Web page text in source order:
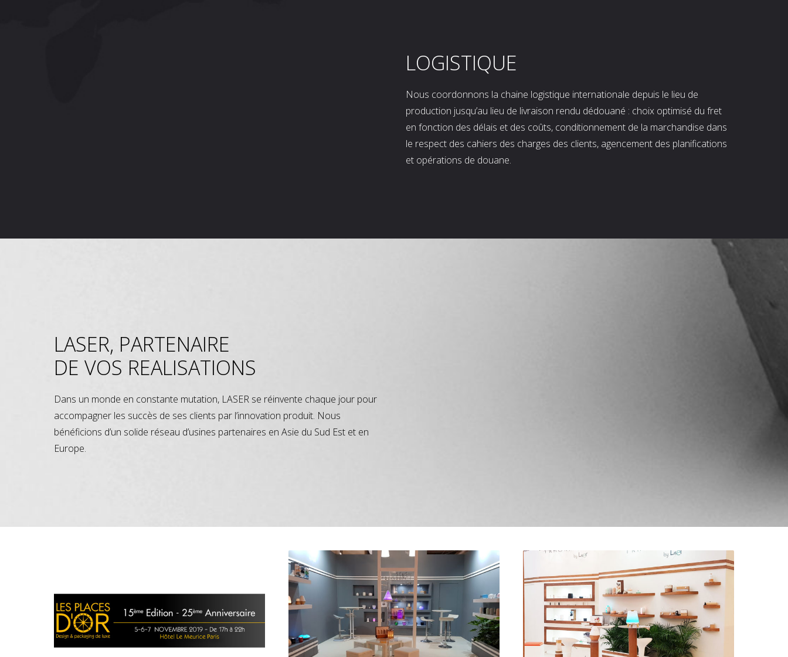
LOGISTIQUE
Nous coordonnons la chaine logistique internationale depuis le lieu de
production jusqu’au lieu de livraison rendu dédouané : choix optimisé du fret
en fonction des délais et des coûts, conditionnement de la marchandise dans
le respect des cahiers des charges des clients, agencement des planifications
et opérations de douane.
LASER, PARTENAIRE
DE VOS REALISATIONS
Dans un monde en constante mutation, LASER se réinvente chaque jour pour
accompagner les succès de ses clients par l’innovation produit. Nous
bénéficions d’un solide réseau d’usines partenaires en Asie du Sud Est et en
Europe.